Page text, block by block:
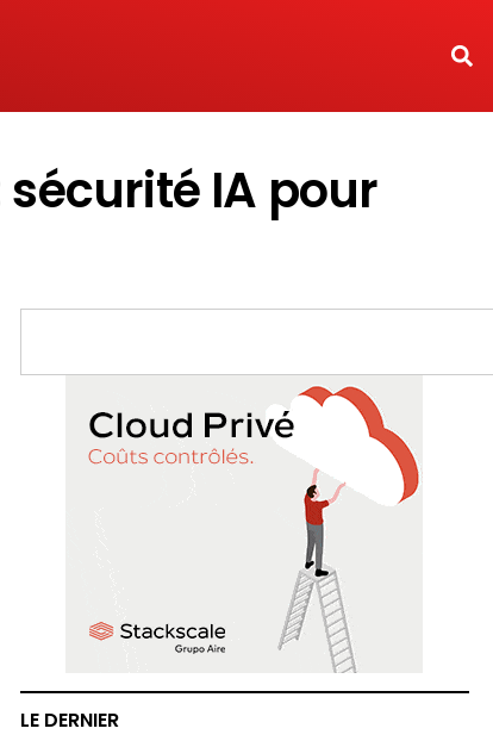
sécurité IA pour
LE DERNIER